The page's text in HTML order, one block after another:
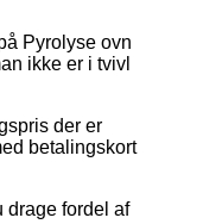
Pyrolyse ovn
ikke er i tvivl
der er
betalingskort
drage fordel af